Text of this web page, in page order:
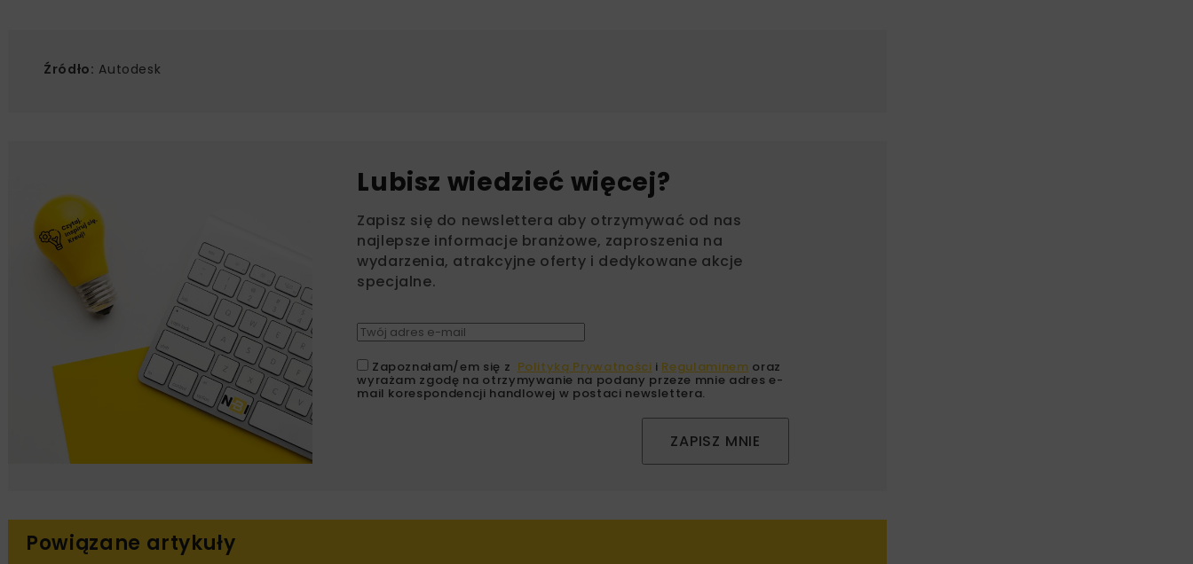
Źródło: Autodesk
Lubisz wiedzieć więcej?
Zapisz się do newslettera aby otrzymywać od nas
najlepsze informacje branżowe, zaproszenia na
wydarzenia, atrakcyjne oferty i dedykowane akcje
specjalne.
Zapoznałam/em się z Polityką Prywatności i Regulaminem oraz
wyrażam zgodę na otrzymywanie na podany przeze mnie adres e-
mail korespondencji handlowej w postaci newslettera.
ZAPISZ MNIE
Powiązane artykuły